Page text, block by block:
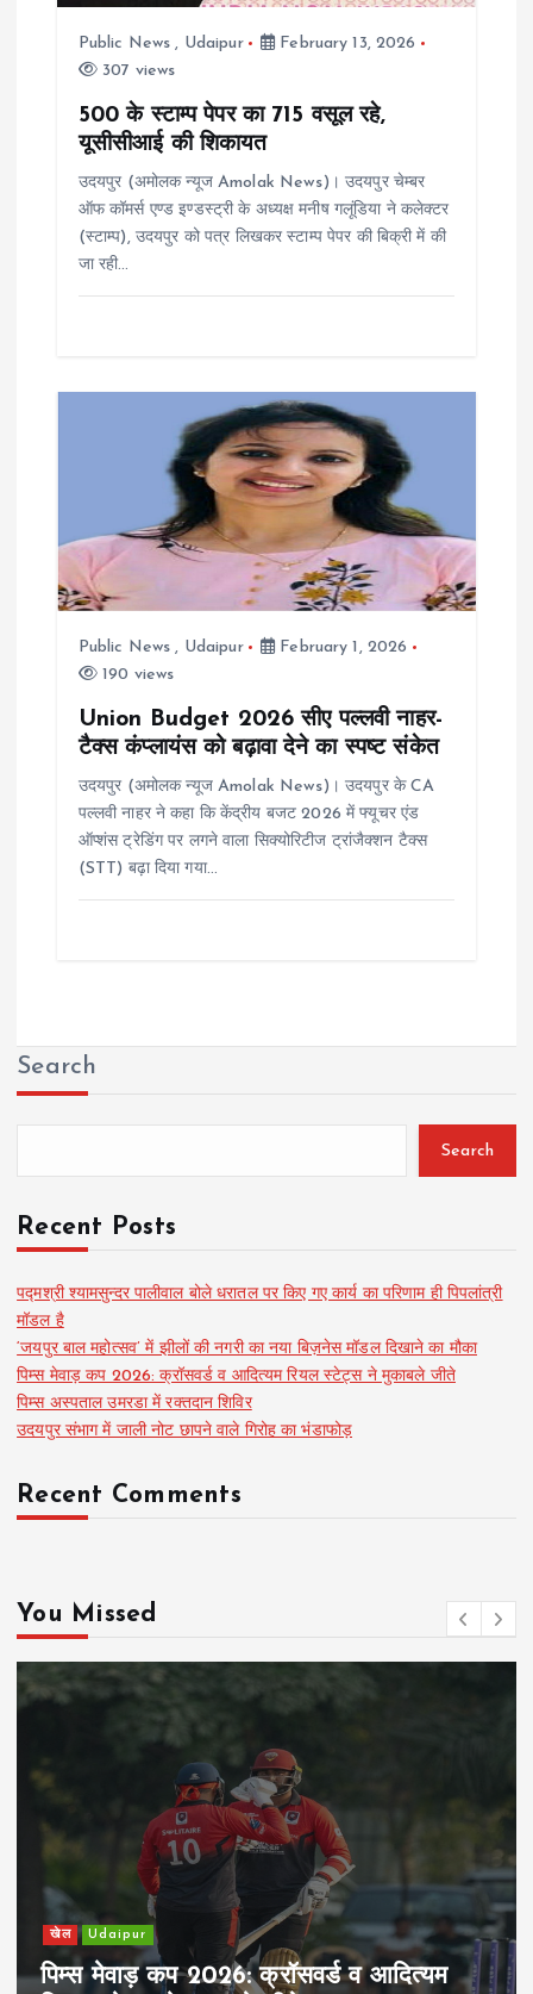
Public News , Udaipur
February 13, 2026
307 views
500 के स्टाम्प पेपर का 715 वसूल रहे,
यूसीसीआई की शिकायत
उदयपुर (अमोलक न्यूज Amolak News)। उदयपुर चेम्बर
ऑफ कॉमर्स एण्ड इण्डस्ट्री के अध्यक्ष मनीष गलूंडिया ने कलेक्टर
(स्टाम्प), उदयपुर को पत्र लिखकर स्टाम्प पेपर की बिक्री में की
जा रही…
Public News , Udaipur
February 1, 2026
190 views
Union Budget 2026 सीए पल्लवी नाहर-
टैक्स कंप्लायंस को बढ़ावा देने का स्पष्ट संकेत
उदयपुर (अमोलक न्यूज Amolak News)। उदयपुर के CA
पल्लवी नाहर ने कहा कि केंद्रीय बजट 2026 में फ्यूचर एंड
ऑप्शंस ट्रेडिंग पर लगने वाला सिक्योरिटीज ट्रांजैक्शन टैक्स
(STT) बढ़ा दिया गया…
Search
Search
Recent Posts
पद्मश्री श्यामसुन्दर पालीवाल बोले धरातल पर किए गए कार्य का परिणाम ही पिपलांत्री
मॉडल है
‘जयपुर बाल महोत्सव’ में झीलों की नगरी का नया बिज़नेस मॉडल दिखाने का मौका
पिम्स मेवाड़ कप 2026: क्रॉसवर्ड व आदित्यम रियल स्टेट्स ने मुकाबले जीते
पिम्स अस्पताल उमरडा में रक्तदान शिविर
उदयपुर संभाग में जाली नोट छापने वाले गिरोह का भंडाफोड़
Recent Comments
You Missed
खेल Udaipur
पिम्स मेवाड़ कप 2026: क्रॉसवर्ड व आदित्यम